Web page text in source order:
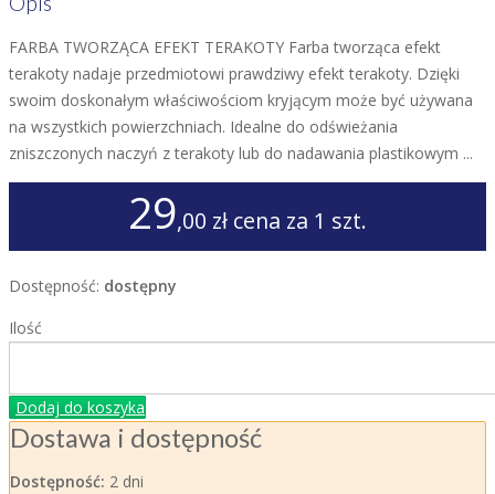
FARBA TWORZĄCA EFEKT TERAKOTY Farba tworząca efekt
terakoty nadaje przedmiotowi prawdziwy efekt terakoty. Dzięki
swoim doskonałym właściwościom kryjącym może być używana
na wszystkich powierzchniach. Idealne do odświeżania
zniszczonych naczyń z terakoty lub do nadawania plastikowym ...
29,00 zł cena za 1 szt.
Dostępność: dostępny
Ilość
Dodaj do koszyka
Dostawa i dostępność
Dostępność: 2 dni